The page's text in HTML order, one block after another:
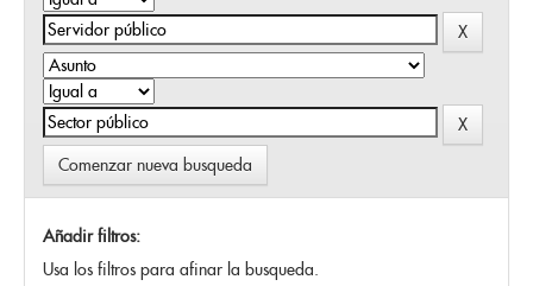
Comenzar nueva busqueda
Añadir filtros:
Usa los filtros para afinar la busqueda.